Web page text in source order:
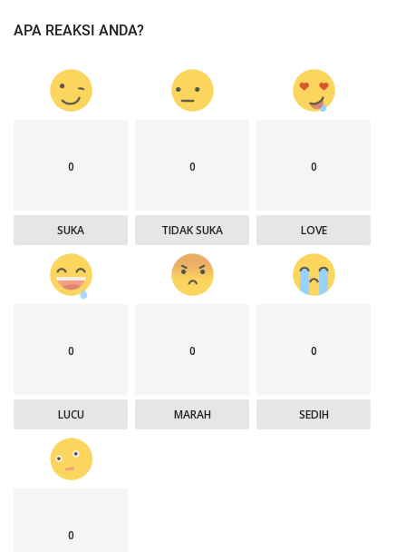
APA REAKSI ANDA?
0
SUKA
0
TIDAK SUKA
0
LOVE
0
LUCU
0
MARAH
0
SEDIH
0